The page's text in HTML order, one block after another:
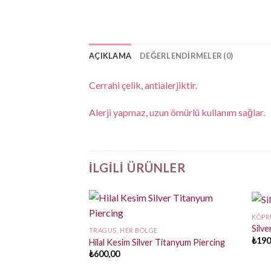
AÇIKLAMA DEĞERLENDIRMELER (0)
Cerrahi çelik, antialerjiktir.
Alerji yapmaz, uzun ömürlü kullanım sağlar.
İLGILI ÜRÜNLER
TRAGUS, HER BÖLGE
Hilal Kesim Silver Titanyum Piercing
₺600,00
₺